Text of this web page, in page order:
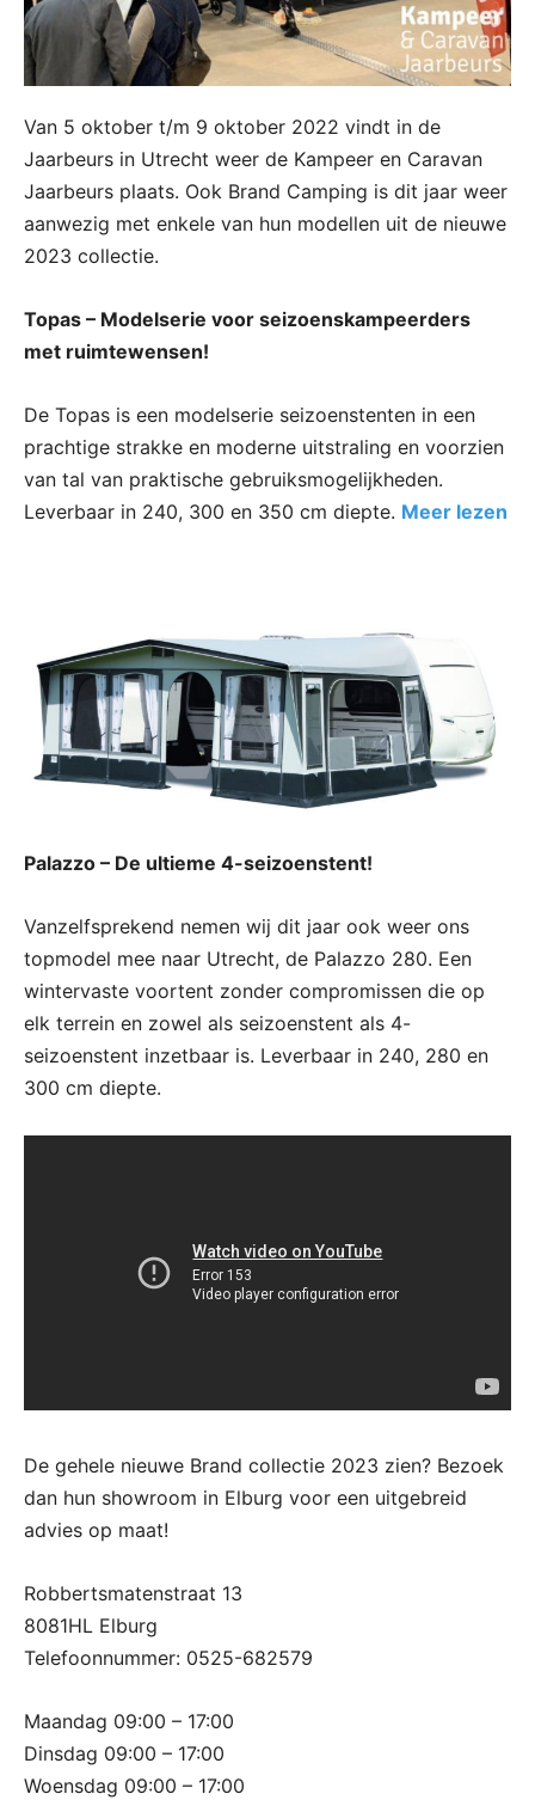
Van 5 oktober t/m 9 oktober 2022 vindt in de
Jaarbeurs in Utrecht weer de Kampeer en Caravan
Jaarbeurs plaats. Ook Brand Camping is dit jaar weer
aanwezig met enkele van hun modellen uit de nieuwe
2023 collectie.
Topas – Modelserie voor seizoenskampeerders
met ruimtewensen!
De Topas is een modelserie seizoenstenten in een
prachtige strakke en moderne uitstraling en voorzien
van tal van praktische gebruiksmogelijkheden.
Leverbaar in 240, 300 en 350 cm diepte. Meer lezen
Palazzo – De ultieme 4-seizoenstent!
Vanzelfsprekend nemen wij dit jaar ook weer ons
topmodel mee naar Utrecht, de Palazzo 280. Een
wintervaste voortent zonder compromissen die op
elk terrein en zowel als seizoenstent als 4-
seizoenstent inzetbaar is. Leverbaar in 240, 280 en
300 cm diepte.
De gehele nieuwe Brand collectie 2023 zien? Bezoek
dan hun showroom in Elburg voor een uitgebreid
advies op maat!
Robbertsmatenstraat 13
8081HL Elburg
Telefoonnummer: 0525-682579
Maandag 09:00 – 17:00
Dinsdag 09:00 – 17:00
Woensdag 09:00 – 17:00